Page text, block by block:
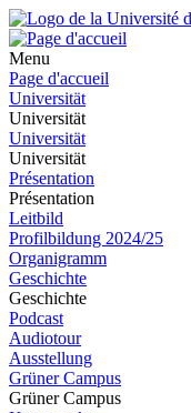
Menu
Page d'accueil
Universität
Universität
Universität
Universität
Présentation
Présentation
Leitbild
Profilbildung 2024/25
Organigramm
Geschichte
Geschichte
Podcast
Audiotour
Ausstellung
Grüner Campus
Grüner Campus